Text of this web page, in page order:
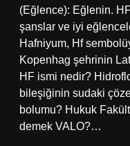
(Eğlence): Eğlenin.
şanslar ve iyi
Hafniyum, Hf
Kopenhag şehrinin
HF ismi nedir?
bileşiğinin sudaki
bolumu? Hukuk
demek VALO?…